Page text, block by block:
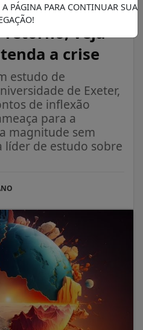
de atingir 5
retorno; veja
a crise
estudo de
de Exeter,
de inflexão
para a
magnitude sem
líder de estudo sobre
PÁGINA PARA CONTINUAR SUA